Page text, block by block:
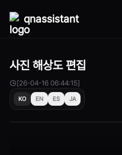
qnassistant
사진 해상도 편집
[26-04-16 06:44:15]
KO EN ES JA